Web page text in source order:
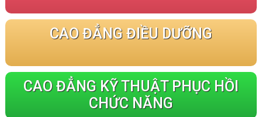
CAO ĐẲNG ĐIỀU DƯỠNG
CAO ĐẲNG KỸ THUẬT PHỤC HỒI
CHỨC NĂNG